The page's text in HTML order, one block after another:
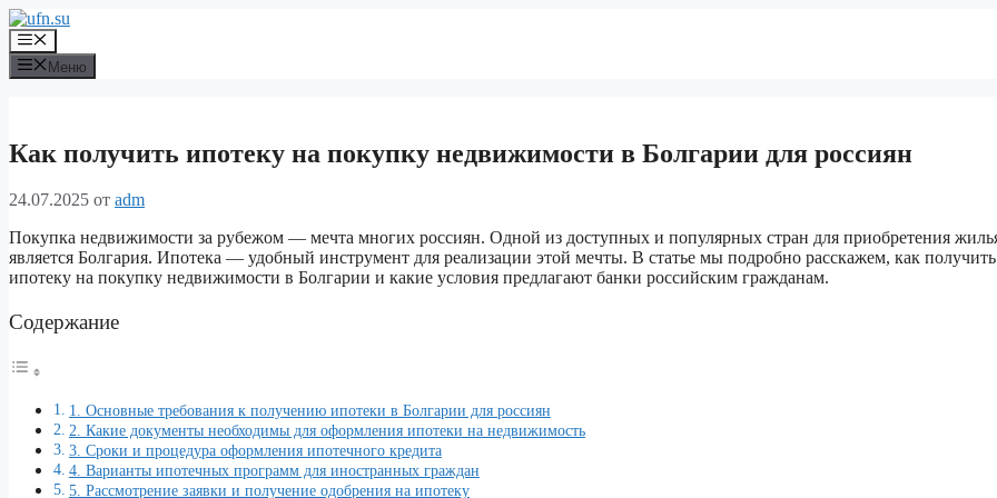
Перейти
к
содержимому
Меню
Меню
Как получить ипотеку на покупку недвижимости в Болгарии для россиян
24.07.2025 от adm
Покупка недвижимости за рубежом — мечта многих россиян. Одной из доступных и популярных стран для приобретения
является Болгария. Ипотека — удобный инструмент для реализации этой мечты. В статье мы подробно расскажем, как получить
ипотеку на покупку недвижимости в Болгарии и какие условия предлагают банки российским гражданам.
Содержание
1. Основные требования к получению ипотеки в Болгарии для россиян
2. Какие документы необходимы для оформления ипотеки на недвижимость
3. Сроки и процедура оформления ипотечного кредита
4. Варианты ипотечных программ для иностранных граждан
5. Рассмотрение заявки и получение одобрения на ипотеку